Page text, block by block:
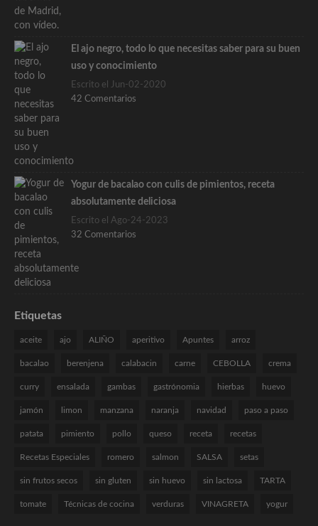
El ajo negro, todo lo que necesitas saber para su buen
uso y conocimiento
Escrito el Jun-02-2020
42 Comentarios
Yogur de bacalao con culis de pimientos, receta
absolutamente deliciosa
Escrito el Ago-24-2023
32 Comentarios
Etiquetas
aceite ajo ALIÑO aperitivo Apuntes arroz
bacalao berenjena calabacin carne CEBOLLA crema
curry ensalada gambas gastrónomia hierbas huevo
jamón limon manzana naranja navidad paso a paso
patata pimiento pollo queso receta recetas
Recetas Especiales romero salmon SALSA setas
sin frutos secos sin gluten sin huevo sin lactosa TARTA
tomate Técnicas de cocina verduras VINAGRETA yogur